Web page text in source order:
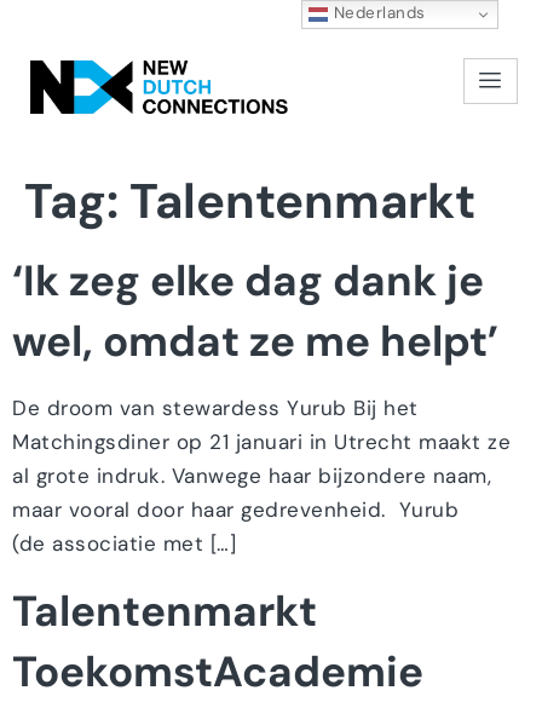
Tag: Talentenmarkt
‘Ik zeg elke dag dank je
wel, omdat ze me helpt’
De droom van stewardess Yurub Bij het
Matchingsdiner op 21 januari in Utrecht maakt ze
al grote indruk. Vanwege haar bijzondere naam,
maar vooral door haar gedrevenheid. Yurub
(de associatie met […]
Talentenmarkt
ToekomstAcademie
Nederlands